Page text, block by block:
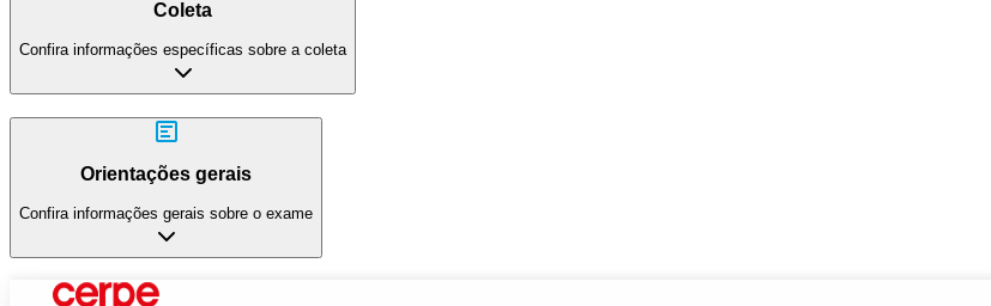
Coleta
Confira informações específicas sobre a coleta
Orientações gerais
Confira informações gerais sobre o exame